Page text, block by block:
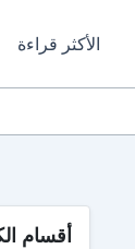
الأكثر قراءة
أقسام